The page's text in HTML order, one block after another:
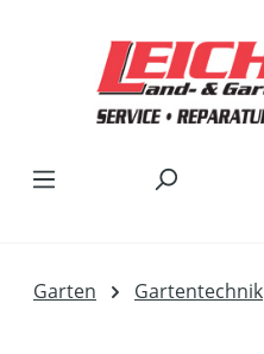
Garten Gartentechnik